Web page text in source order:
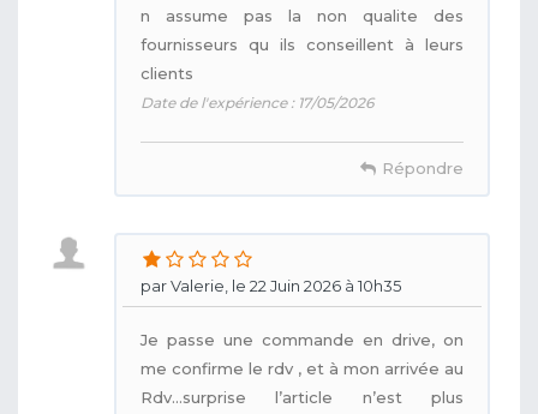
n assume pas la non qualite des
fournisseurs qu ils conseillent à leurs
clients
Date de l'expérience : 17/05/2026
Répondre
par Valerie, le 22 Juin 2026 à 10h35
Je passe une commande en drive, on
me confirme le rdv , et à mon arrivée au
Rdv…surprise l’article n’est plus